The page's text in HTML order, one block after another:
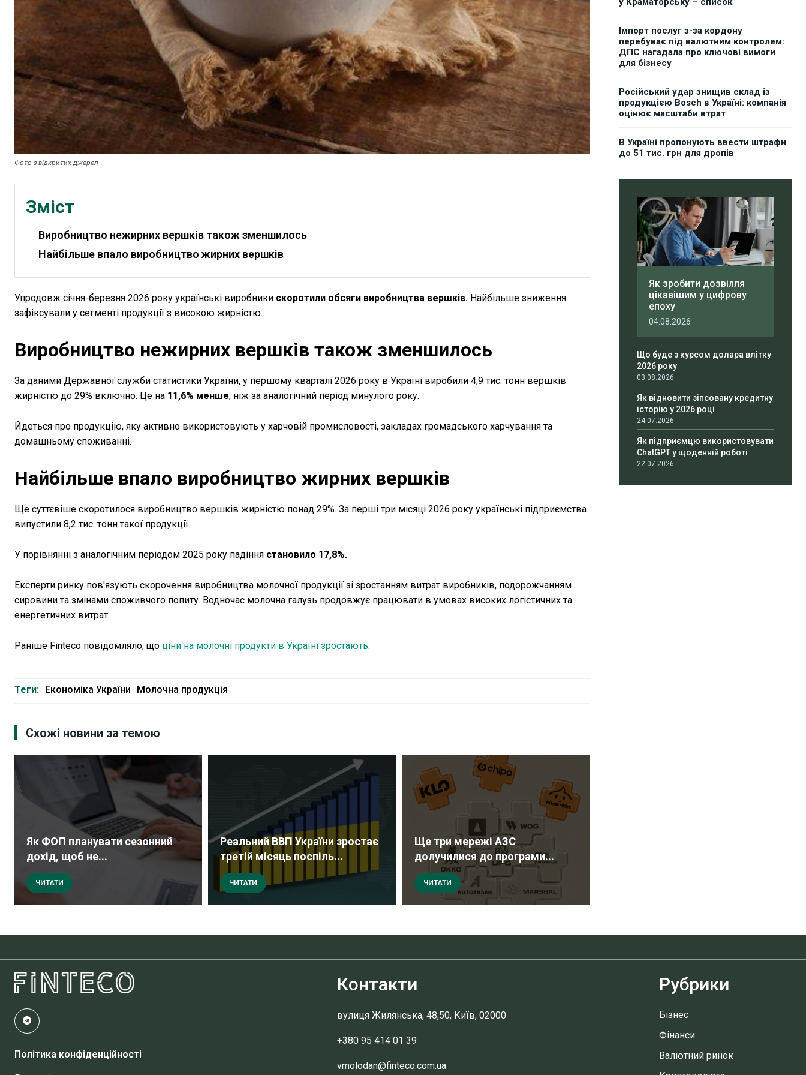
Фото з відкритих джерел
Зміст
Виробництво нежирних вершків також зменшилось
Найбільше впало виробництво жирних вершків
Упродовж січня-березня 2026 року українські виробники скоротили обсяги виробництва вершків. Найбільше зниження
зафіксували у сегменті продукції з високою жирністю.
Виробництво нежирних вершків також зменшилось
За даними Державної служби статистики України, у першому кварталі 2026 року в Україні виробили 4,9 тис. тонн вершків
жирністю до 29% включно. Це на 11,6% менше, ніж за аналогічний період минулого року.
Йдеться про продукцію, яку активно використовують у харчовій промисловості, закладах громадського харчування та
домашньому споживанні.
Найбільше впало виробництво жирних вершків
Ще суттєвіше скоротилося виробництво вершків жирністю понад 29%. За перші три місяці 2026 року українські підприємства
випустили 8,2 тис. тонн такої продукції.
У порівнянні з аналогічним періодом 2025 року падіння становило 17,8%.
Експерти ринку пов'язують скорочення виробництва молочної продукції зі зростанням витрат виробників, подорожчанням
сировини та змінами споживчого попиту. Водночас молочна галузь продовжує працювати в умовах високих логістичних та
енергетичних витрат.
Раніше Finteco повідомляло, що ціни на молочні продукти в Україні зростають.
Теги: Економіка України Молочна продукція
Схожі новини за темою
Як ФОП планувати сезонний
дохід, щоб не...
ЧИТАТИ
Реальний ВВП України зростає
третій місяць поспіль...
ЧИТАТИ
Ще три мережі АЗС
долучилися до програми...
ЧИТАТИ
Імпорт послуг з-за кордону
перебуває під валютним контролем:
ДПС нагадала про ключові вимоги
для бізнесу
Російський удар знищив склад із
продукцією Bosch в Україні: компанія
оцінює масштаби втрат
В Україні пропонують ввести штрафи
до 51 тис. грн для дропів
Як зробити дозвілля
цікавішим у цифрову
епоху
04.08.2026
Що буде з курсом долара влітку
2026 року
03.08.2026
Як відновити зіпсовану кредитну
історію у 2026 році
24.07.2026
Як підприємцю використовувати
ChatGPT у щоденній роботі
22.07.2026
Політика конфіденційності
Контакти
вулиця Жилянська, 48,50, Київ, 02000
+380 95 414 01 39
vmolodan@finteco.com.ua
Рубрики
Бізнес
Фінанси
Валютний ринок